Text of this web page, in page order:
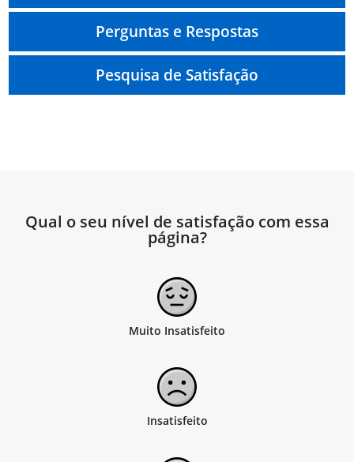
Perguntas e Respostas
Pesquisa de Satisfação
Qual o seu nível de satisfação com essa
página?